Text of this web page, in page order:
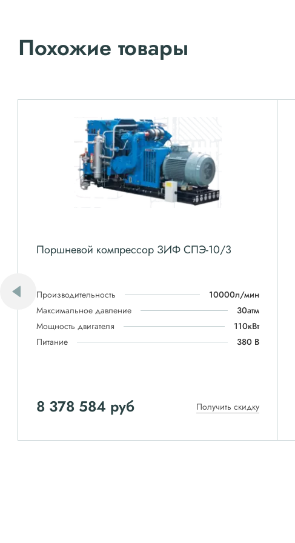
Похожие товары
Поршневой компрессор ЗИФ СПЭ-10/3
Производительность
10000л/мин
Максимальное давление
30атм
Мощность двигателя
110кВт
Питание
380 В
8 378 584 руб Получить скидку